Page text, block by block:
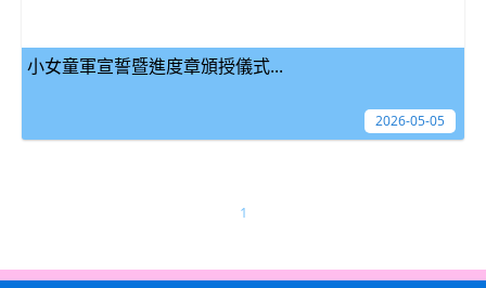
小女童軍宣誓暨進度章頒授儀式...
2026-05-05
1